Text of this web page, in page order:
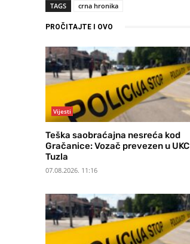
TAGS crna hronika
PROČITAJTE I OVO
Vijesti
Teška saobraćajna nesreća kod
Gračanice: Vozač prevezen u UKC
Tuzla
07.08.2026. 11:16